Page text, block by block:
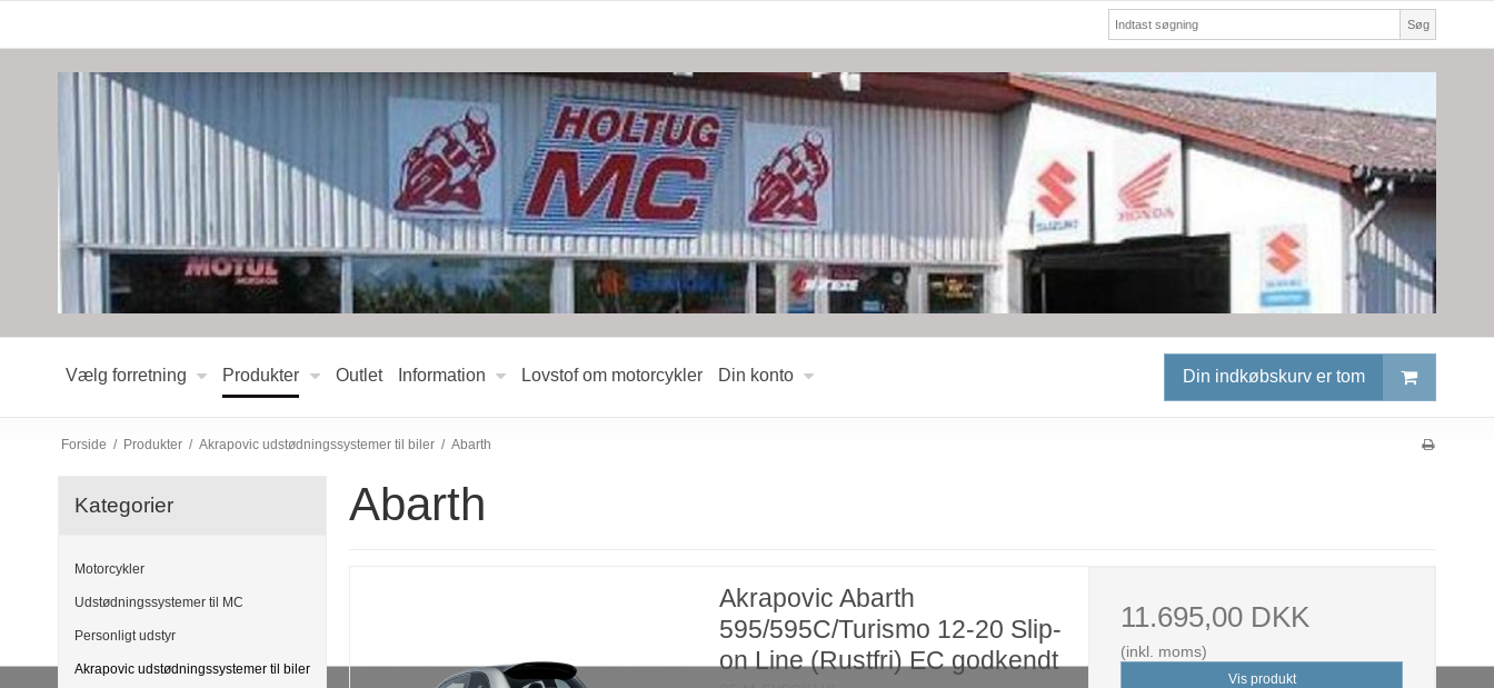
Søg
Vælg forretning Produkter Outlet Information Lovstof om motorcykler Din konto Din indkøbskurv er tom
Forside / Produkter / Akrapovic udstødningssystemer til biler / Abarth
Kategorier
Motorcykler
Udstødningssystemer til MC
Personligt udstyr
Akrapovic udstødningssystemer til biler
Abarth
Akrapovic Abarth
595/595C/Turismo 12-20 Slip-
on Line (Rustfri) EC godkendt
11.695,00 DKK
(inkl. moms)
Vis produkt